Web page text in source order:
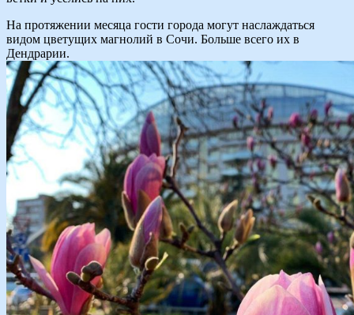
На протяжении месяца гости города могут наслаждаться
видом цветущих магнолий в Сочи. Больше всего их в
Дендрарии.